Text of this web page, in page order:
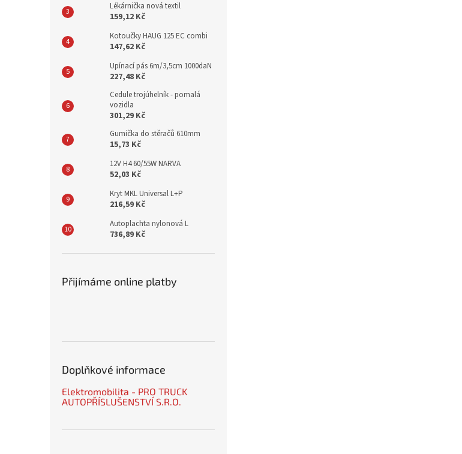
Lékárnička nová textil
159,12 Kč
Kotoučky HAUG 125 EC combi
147,62 Kč
Upínací pás 6m/3,5cm 1000daN
227,48 Kč
Cedule trojúhelník - pomalá
vozidla
301,29 Kč
Gumička do stěračů 610mm
15,73 Kč
12V H4 60/55W NARVA
52,03 Kč
Kryt MKL Universal L+P
216,59 Kč
Autoplachta nylonová L
736,89 Kč
Přijímáme online platby
Doplňkové informace
Elektromobilita - PRO TRUCK
AUTOPŘÍSLUŠENSTVÍ S.R.O.